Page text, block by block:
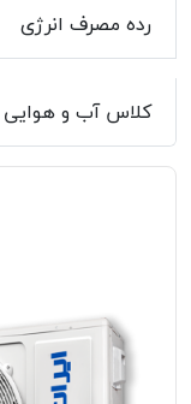
رده مصرف انرژی
کلاس آب و هوایی